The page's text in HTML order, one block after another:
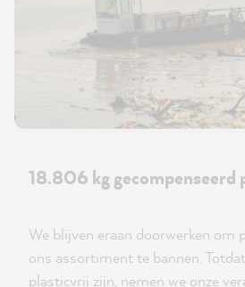
18.806 kg gecompenseerd
We blijven eraan doorwerken om
ons assortiment te bannen.
plasticvrij zijn, nemen we onze